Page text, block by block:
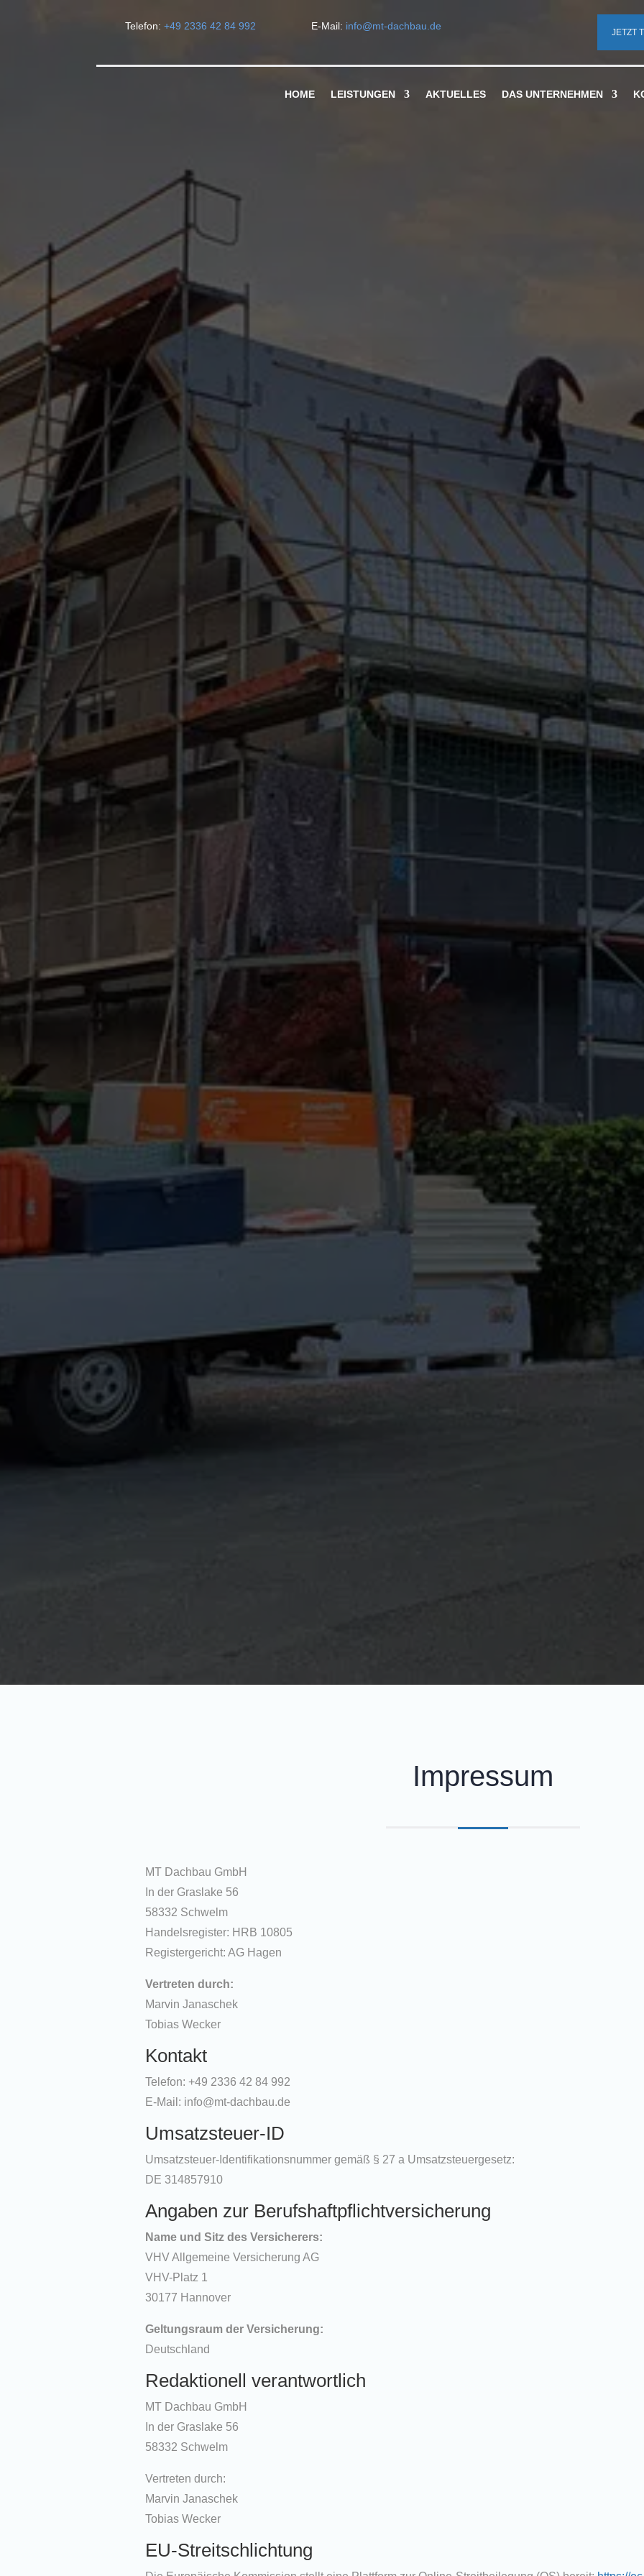
Telefon:+49 2336 42 84 992 E-Mail: info@mt-dachbau.de
JETZT
HOME LEISTUNGEN AKTUELLES DAS UNTERNEHMEN
Impressum
Impressum
MT Dachbau GmbH
In der Graslake 56
58332 Schwelm
Handelsregister: HRB 10805
Registergericht: AG Hagen
Vertreten durch:
Marvin Janaschek
Tobias Wecker
Kontakt
Telefon: +49 2336 42 84 992
E-Mail: info@mt-dachbau.de
Umsatzsteuer-ID
Umsatzsteuer-Identifikationsnummer gemäß § 27 a Umsatzsteuergesetz:
DE 314857910
Angaben zur Berufs­haftpflicht­versicherung
Name und Sitz des Versicherers:
VHV Allgemeine Versicherung AG
VHV-Platz 1
30177 Hannover
Geltungsraum der Versicherung:
Deutschland
Redaktionell verantwortlich
MT Dachbau GmbH
In der Graslake 56
58332 Schwelm
Vertreten durch:
Marvin Janaschek
Tobias Wecker
EU-Streitschlichtung